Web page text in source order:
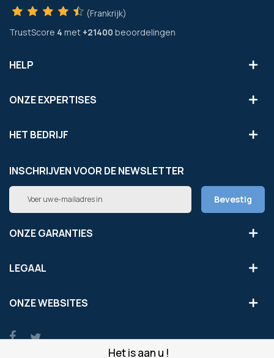
Het is aan u !
(Frankrijk)
TrustScore 4 met +21400 beoordelingen
HELP
ONZE EXPERTISES
HET BEDRIJF
INSCHRIJVEN VOOR DE NEWSLETTER
Abonneer
op
onze
nieuwsbrief
Bevestig
ONZE GARANTIES
LEGAAL
ONZE WEBSITES